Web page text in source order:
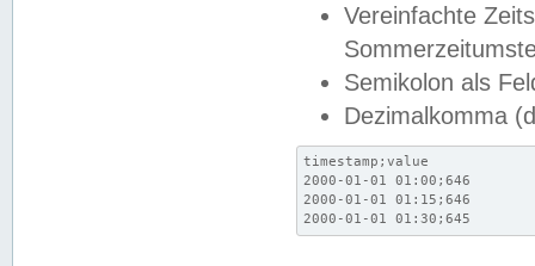
Vereinfachte
Semikolon als
Dezimalkomma
timestamp;value
2000-01-01 01:00;646
2000-01-01 01:15;646
2000-01-01 01:30;645